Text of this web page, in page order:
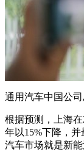
通用汽车中国公
根据预测，上海
年以15%下降，
汽车市场就是新